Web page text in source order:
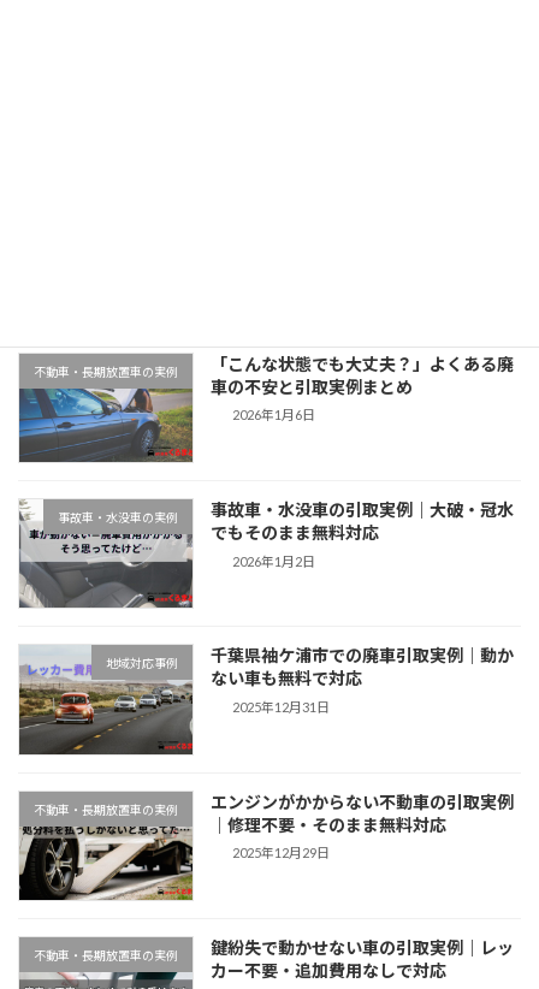
不動車・長期放置車の実例
「こんな状態でも大丈夫？」よくある廃
車の不安と引取実例まとめ
2026年1月6日
事故車・水没車の実例
事故車・水没車の引取実例｜大破・冠水
でもそのまま無料対応
2026年1月2日
地域対応事例
千葉県袖ケ浦市での廃車引取実例｜動か
ない車も無料で対応
2025年12月31日
不動車・長期放置車の実例
エンジンがかからない不動車の引取実例
｜修理不要・そのまま無料対応
2025年12月29日
不動車・長期放置車の実例
鍵紛失で動かせない車の引取実例｜レッ
カー不要・追加費用なしで対応